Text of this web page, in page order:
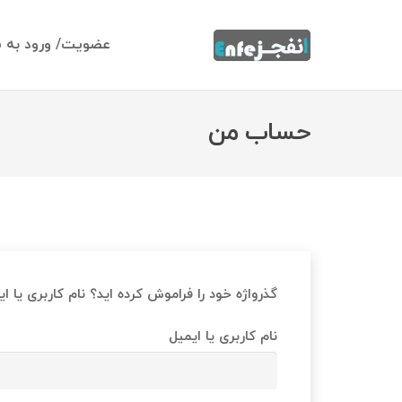
عضویت/ ورود
حساب من
گذرواژه خود را فراموش کرده اید؟ نام کاربری
نام کاربری یا ایمیل